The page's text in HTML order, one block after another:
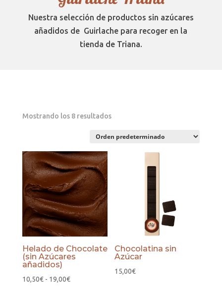
Nuestra selección de productos sin azúcares
añadidos de Guirlache para recoger en la
tienda de Triana.
Mostrando los 8 resultados
Helado de Chocolate
(sin Azúcares
añadidos)
10,50€ - 19,00€Rango
Chocolatina sin
Azúcar
15,00€